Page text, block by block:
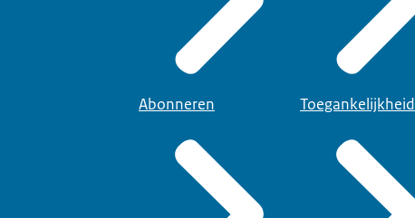
Abonneren Toegankelijkheid